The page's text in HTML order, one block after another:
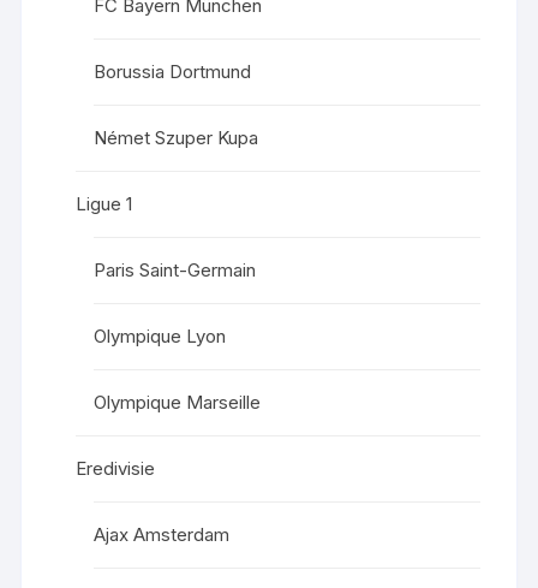
FC Bayern München
Borussia Dortmund
Német Szuper Kupa
Ligue 1
Paris Saint-Germain
Olympique Lyon
Olympique Marseille
Eredivisie
Ajax Amsterdam